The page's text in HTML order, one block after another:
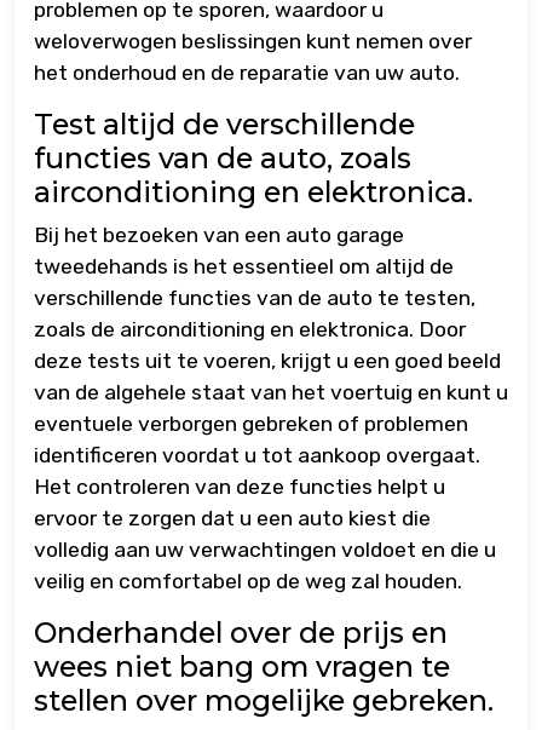
problemen op te sporen, waardoor u
weloverwogen beslissingen kunt nemen over
het onderhoud en de reparatie van uw auto.
Test altijd de verschillende
functies van de auto, zoals
airconditioning en elektronica.
Bij het bezoeken van een auto garage
tweedehands is het essentieel om altijd de
verschillende functies van de auto te testen,
zoals de airconditioning en elektronica. Door
deze tests uit te voeren, krijgt u een goed beeld
van de algehele staat van het voertuig en kunt u
eventuele verborgen gebreken of problemen
identificeren voordat u tot aankoop overgaat.
Het controleren van deze functies helpt u
ervoor te zorgen dat u een auto kiest die
volledig aan uw verwachtingen voldoet en die u
veilig en comfortabel op de weg zal houden.
Onderhandel over de prijs en
wees niet bang om vragen te
stellen over mogelijke gebreken.